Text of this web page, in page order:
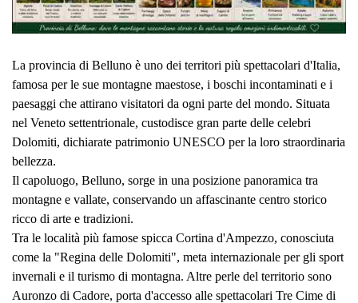
La provincia di Belluno è uno dei territori più spettacolari d'Italia,
famosa per le sue montagne maestose, i boschi incontaminati e i
paesaggi che attirano visitatori da ogni parte del mondo. Situata
nel Veneto settentrionale, custodisce gran parte delle celebri
Dolomiti, dichiarate patrimonio UNESCO per la loro straordinaria
bellezza.
Il capoluogo, Belluno, sorge in una posizione panoramica tra
montagne e vallate, conservando un affascinante centro storico
ricco di arte e tradizioni.
Tra le località più famose spicca Cortina d'Ampezzo, conosciuta
come la "Regina delle Dolomiti", meta internazionale per gli sport
invernali e il turismo di montagna. Altre perle del territorio sono
Auronzo di Cadore, porta d'accesso alle spettacolari Tre Cime di